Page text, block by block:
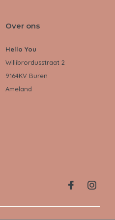
Over ons
Hello You
Willibrordusstraat 2
9164KV Buren
Ameland